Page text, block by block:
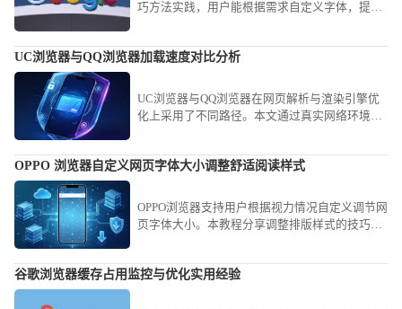
巧方法实践，用户能根据需求自定义字体，提高
UC浏览器与QQ浏览器加载速度对比分析
UC浏览器与QQ浏览器在网页解析与渲染引擎优
化上采用了不同路径。本文通过真实网络环境测
OPPO 浏览器自定义网页字体大小调整舒适阅读样式
OPPO浏览器支持用户根据视力情况自定义调节网
页字体大小。本教程分享调整排版样式的技巧，
读视觉体验。
谷歌浏览器缓存占用监控与优化实用经验